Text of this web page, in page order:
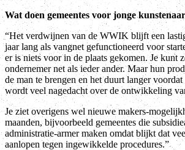
Wat doen gemeentes voor jonge
“Het verdwijnen van de WWIK blijft een
jaar lang als vangnet gefunctioneerd voor
er is niets voor in de plaats gekomen. Je kunt
ondernemer net als ieder ander. Maar hun
de man te brengen en het duurt langer
wordt veel nagedacht over de ontwikkeling
Je ziet overigens wel nieuwe makers-
maanden, bijvoorbeeld gemeentes die
administratie-armer maken omdat blijkt dat
aanlopen tegen ingewikkelde procedures.”